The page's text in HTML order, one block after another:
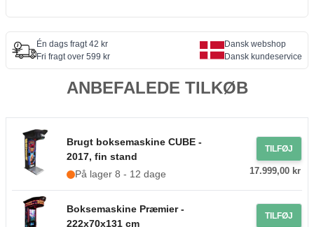
Én dags fragt 42 kr
Fri fragt over 599 kr
Dansk webshop
Dansk kundeservice
ANBEFALEDE TILKØB
Brugt boksemaskine CUBE -
2017, fin stand
På lager 8 - 12 dage
TILFØJ
17.999,00 kr
Boksemaskine Præmier -
222x70x131 cm
TILFØJ